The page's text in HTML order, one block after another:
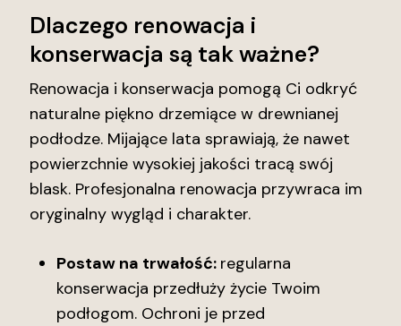
Dlaczego renowacja i
konserwacja są tak ważne?
Renowacja i konserwacja pomogą Ci odkryć
naturalne piękno drzemiące w drewnianej
podłodze. Mijające lata sprawiają, że nawet
powierzchnie wysokiej jakości tracą swój
blask. Profesjonalna renowacja przywraca im
oryginalny wygląd i charakter.
Postaw na trwałość: regularna
konserwacja przedłuży życie Twoim
podłogom. Ochroni je przed